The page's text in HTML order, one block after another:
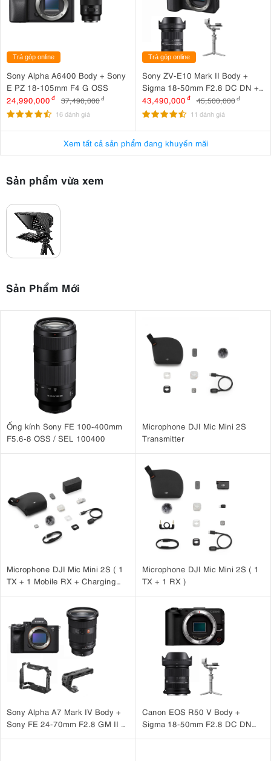
mà không cần chạm vào thiết bị.
1.5 Thiết kế gọn nhẹ, lắp ráp dễ dàng
Với thiết kế module tháo rời, bạn có thể dễ dàng mang theo và lắp
đặt trong vòng vài phút mà không cần dụng cụ chuyên dụng.
2. Thông số kỹ thuật
Kích thước màn hình: 12 inch
Kính phản chiếu: Beam Splitter 70/30
Điện thoại, máy tính bảng tương thích: Dưới 12 inch
Kích thước : 36,1 x 27 x 26 cm
Trọng lượng: 1.6kg
Trả góp online
Sony Alpha A6400 Body + Sony
E PZ 18-105mm F4 G OSS
24,990,000 đ 37,490,000đ
16 đánh giá
Trả góp online
Sony ZV-E10 Mark II Body +
Sigma 18-50mm F2.8 DC DN +
DJI RS 4 Mini
43,490,000 đ 45,500,000 đ
11 đánh giá
Xem tất cả sản phẩm đang khuyến mãi
Sản phẩm vừa xem
Sản Phẩm Mới
Ống kính Sony FE 100-400mm
F5.6-8 OSS / SEL 100400
Microphone DJI Mic Mini 2S
Transmitter
Microphone DJI Mic Mini 2S ( 1
TX + 1 Mobile RX + Charging
Microphone DJI Mic Mini 2S ( 1
TX + 1 RX )
Sony Alpha A7 Mark IV Body +
Sony FE 24-70mm F2.8 GM II +
Canon EOS R50 V Body +
Sigma 18-50mm F2.8 DC DN